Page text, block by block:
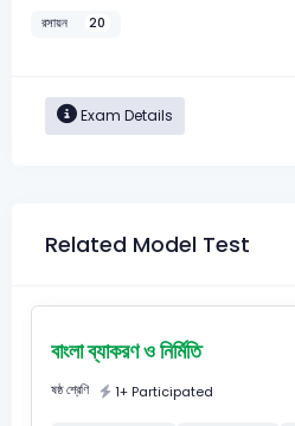
রসায়ন 20
Exam Details
Related Model Test
বাংলা ব্যাকরণ ও নির্মিতি
ষষ্ঠ শ্রেণি 1+ Participated